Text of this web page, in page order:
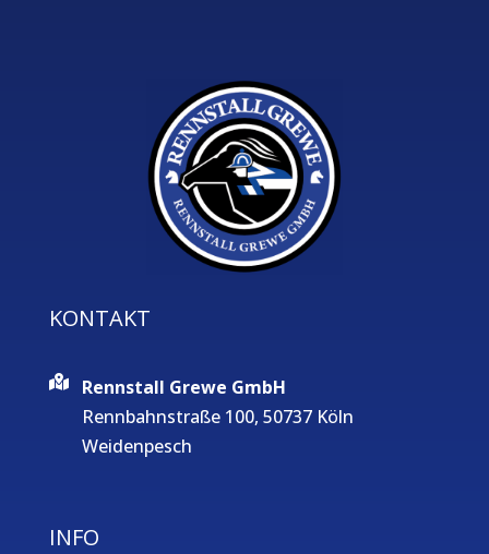
KONTAKT
Rennstall Grewe GmbH
Rennbahnstraße 100, 50737 Köln
Weidenpesch
INFO